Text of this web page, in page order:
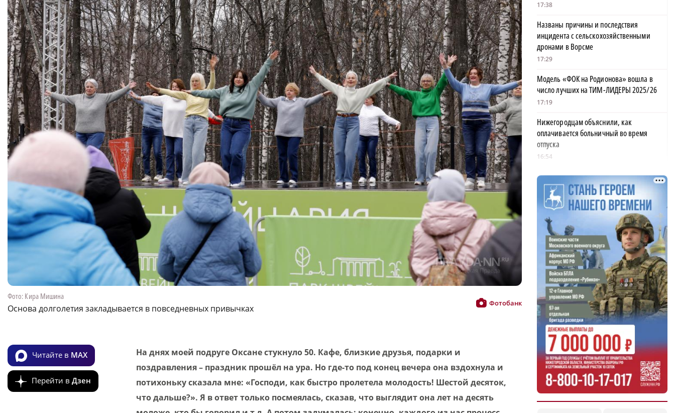
Фото: Кира Мишина
Основа долголетия закладывается в повседневных привычках Фотобанк
Читайте в MAX
Перейти в Дзен
На днях моей подруге Оксане стукнуло 50. Кафе, близкие друзья, подарки и
поздравления – праздник прошёл на ура. Но где-то под конец вечера она вздохнула и
потихоньку сказала мне: «Господи, как быстро пролетела молодость! Шестой десяток,
что дальше?». Я в ответ только посмеялась, сказав, что выглядит она лет на десять
×
17:38
Названы причины и последствия
инцидента с сельскохозяйственными
дронами в Ворсме
17:29
Модель «ФОК на Родионова» вошла в
число лучших на ТИМ-ЛИДЕРЫ 2025/26
17:19
Нижегородцам объяснили, как
оплачивается больничный во время
отпуска
16:54
Глеб Никитин представил направления
сотрудничества региона с Киргизией
16:39
На 12% снизилось число травмированных
людей на Горьковской магистрали
16:36
Нижегородцев приглашают участвовать в
конкурсе «Отец года»
16:32
Городец установил побратимские связи с
двумя городами Киргизии
16:21